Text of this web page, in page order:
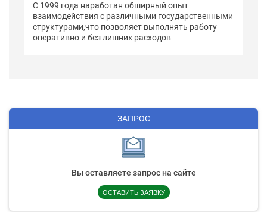
С 1999 года наработан обширный опыт
взаимодействия с различными государственными
структурами,что позволяет выполнять работу
оперативно и без лишних расходов
ЗАПРОС
Вы оставляете запрос на сайте
ОСТАВИТЬ ЗАЯВКУ